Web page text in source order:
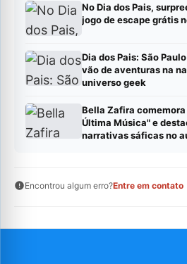
No Dia dos Pais,
jogo de escape grátis
Dia dos Pais: São
vão de aventuras na
universo geek
Bella Zafira
Última Música" e
narrativas sáficas no
Encontrou algum erro?Entre em contato